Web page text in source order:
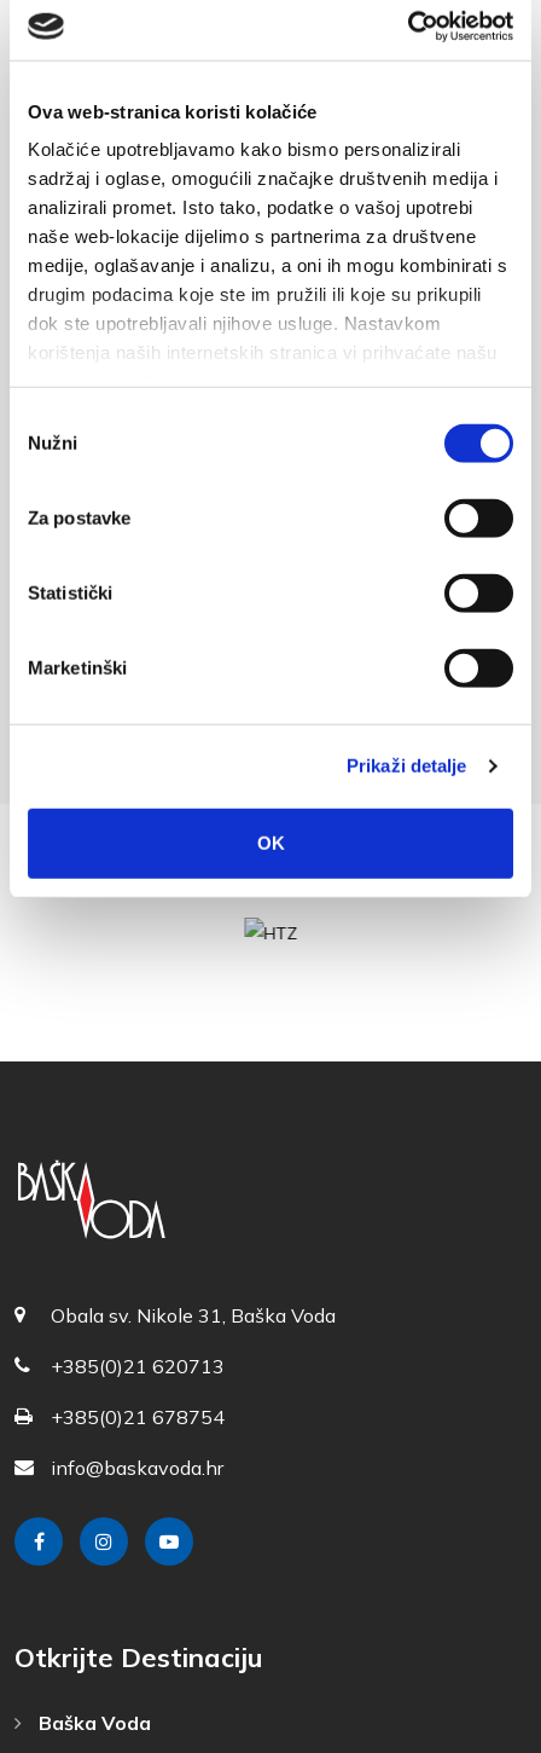
Ova web-stranica koristi kolačiće
Kolačiće upotrebljavamo kako bismo personalizirali
sadržaj i oglase, omogućili značajke društvenih medija i
analizirali promet. Isto tako, podatke o vašoj upotrebi
naše web-lokacije dijelimo s partnerima za društvene
medije, oglašavanje i analizu, a oni ih mogu kombinirati s
drugim podacima koje ste im pružili ili koje su prikupili
dok ste upotrebljavali njihove usluge. Nastavkom
korištenja naših internetskih stranica vi prihvaćate našu
pristanka
Nužni
Za postavke
Statistički
Marketinški
Prikaži detalje
OK
Pročitajte više
TipTravel Magazine - 2023.
Više na (link na naslovnicu, početak magazina):
HR:
https://issuu.com/tiptm/docs/tiptravelmagazine030hr/1?
fr=sNjFmZDUxMTgzMjg
5
Obala sv. Nikole 31, Baška Voda
+385(0)21 620713
+385(0)21 678754
info@baskavoda.hr
Otkrijte Destinaciju
Baška Voda